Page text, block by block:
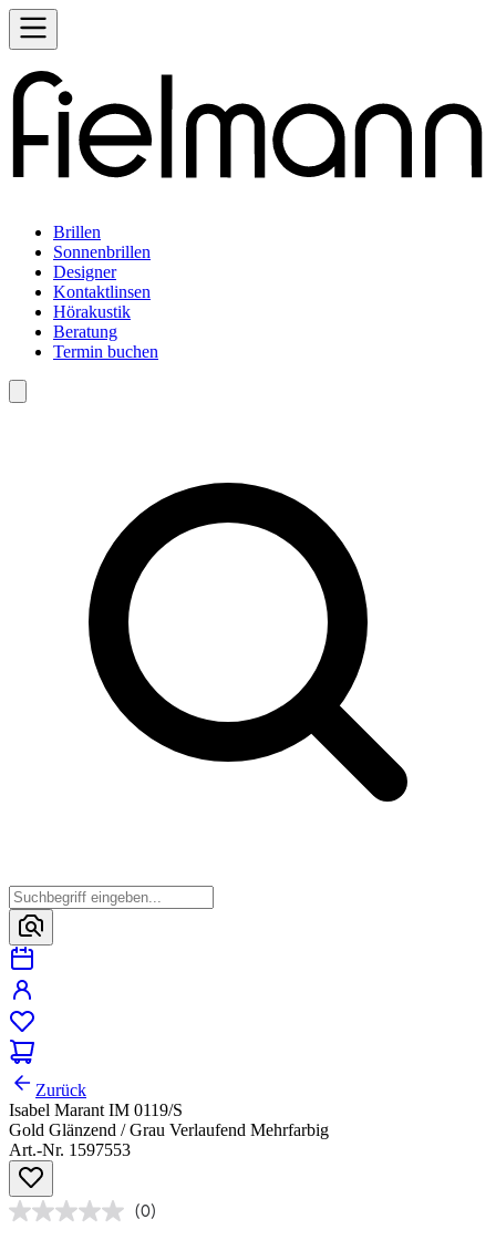
Brillen
Sonnenbrillen
Designer
Kontaktlinsen
Hörakustik
Beratung
Termin buchen
Zurück
Isabel Marant IM 0119/S
Gold Glänzend / Grau Verlaufend Mehrfarbig
Art.-Nr. 1597553
(0)